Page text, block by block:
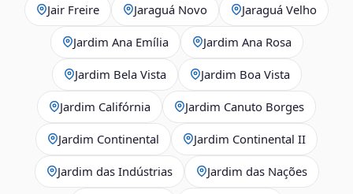
Jair Freire Jaraguá Novo Jaraguá Velho
Jardim Ana Emília Jardim Ana Rosa
Jardim Bela Vista Jardim Boa Vista
Jardim Califórnia Jardim Canuto Borges
Jardim Continental Jardim Continental II
Jardim das Indústrias Jardim das Nações